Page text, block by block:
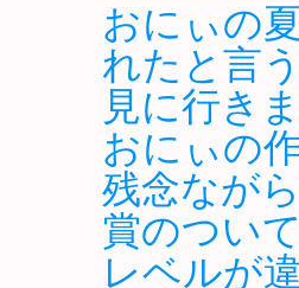
おにぃの
れたと言
見に行き
おにぃの
残念なが
賞のつい
レベルが